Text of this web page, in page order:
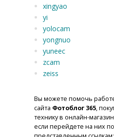
xingyao
yi
yolocam
yongnuo
yuneec
zcam
zeiss
Вы можете помочь
сайта Фотоблог 365,
технику в онлайн-
если перейдете на них по